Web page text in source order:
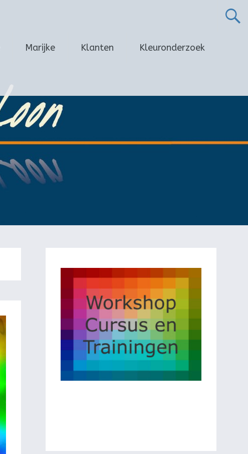
Marijke Klanten Kleuronderzoek